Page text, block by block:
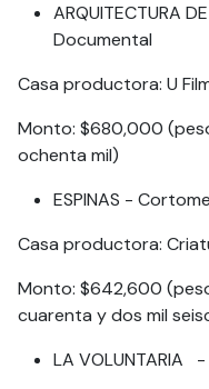
ARQUITECTURA
Documental
Casa productora: U
Monto: $680,000
ochenta mil)
ESPINAS -
Casa productora:
Monto: $642,600
cuarenta y dos mil
LA VOLUNTARIA